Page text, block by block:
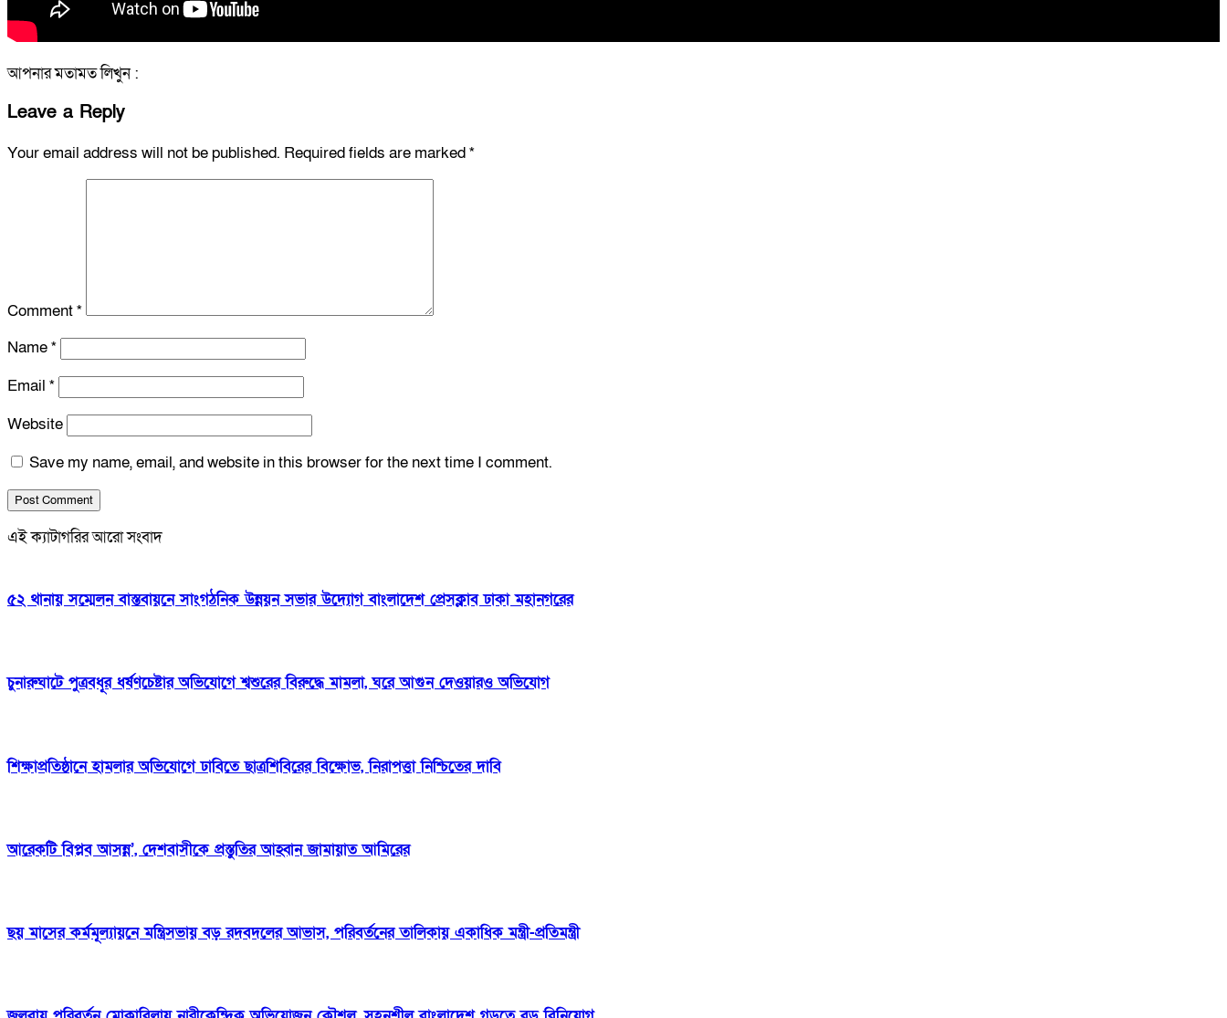
আপনার মতামত লিখুন :
Leave a Reply
Your email address will not be published. Required fields are marked*
Comment*
Name*
Email *
Website
Save my name, email, and website in this browser for the next time I comment.
এই ক্যাটাগরির আরো সংবাদ
৫২ থানায় সম্মেলন বাস্তবায়নে সাংগঠনিক উন্নয়ন সভার উদ্যোগ বাংলাদেশ প্রেসক্লাব ঢাকা মহানগরের
চুনারুঘাটে পুত্রবধূর ধর্ষণচেষ্টার অভিযোগে শ্বশুরের বিরুদ্ধে মামলা, ঘরে আগুন দেওয়ারও অভিযোগ
শিক্ষাপ্রতিষ্ঠানে হামলার অভিযোগে ঢাবিতে ছাত্রশিবিরের বিক্ষোভ, নিরাপত্তা নিশ্চিতের দাবি
আরেকটি বিপ্লব আসন্ন’, দেশবাসীকে প্রস্তুতির আহ্বান জামায়াত আমিরের
ছয় মাসের কর্মমূল্যায়নে মন্ত্রিসভায় বড় রদবদলের আভাস, পরিবর্তনের তালিকায় একাধিক মন্ত্রী-প্রতিমন্ত্রী